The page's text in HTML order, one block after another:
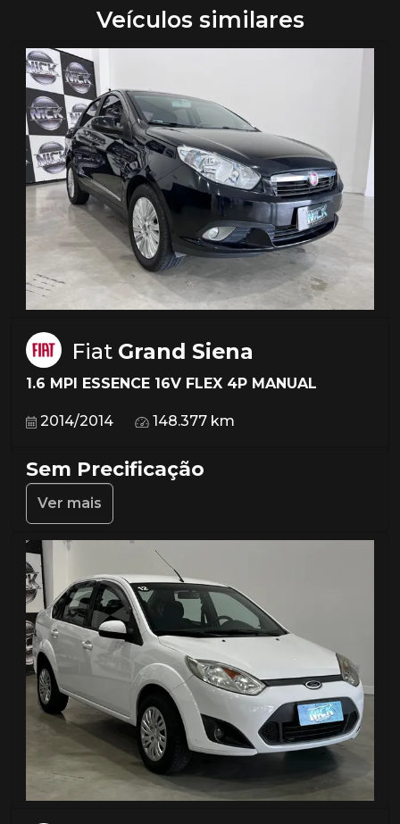
Veículos similares
Fiat Grand Siena
1.6 MPI ESSENCE 16V FLEX 4P MANUAL
2014/2014 148.377 km
Sem Precificação
Ver mais